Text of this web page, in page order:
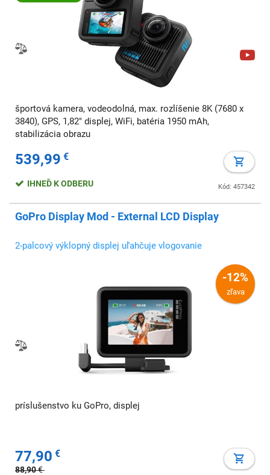
športová kamera, vodeodolná, max. rozlíšenie 8K (7680 x
3840), GPS, 1,82" displej, WiFi, batéria 1950 mAh,
stabilizácia obrazu
539,99 €
Kód: 457342
IHNEĎ K ODBERU
GoPro Display Mod - External LCD Display
2-palcový výklopný displej uľahčuje vlogovanie
-12%
zľava
príslušenstvo ku GoPro, displej
77,90 €
88,90€